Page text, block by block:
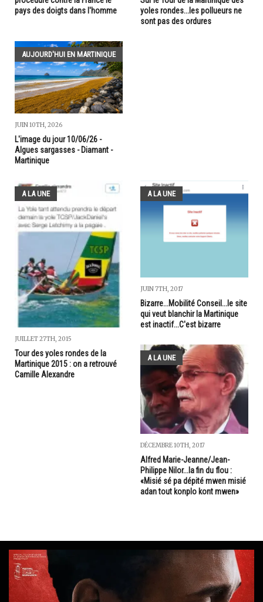
pays des doigts dans l'homme
yoles rondes...les pollueurs ne
sont pas des ordures
AUJOURD'HUI EN MARTINIQUE
JUIN 10TH, 2026
L'image du jour 10/06/26 -
Algues sargasses - Diamant -
Martinique
A LA UNE
JUILLET 27TH, 2015
Tour des yoles rondes de la
Martinique 2015 : on a retrouvé
Camille Alexandre
A LA UNE
JUIN 7TH, 2017
Bizarre...Mobilité Conseil...le site
qui veut blanchir la Martinique
est inactif...C'est bizarre
A LA UNE
DÉCEMBRE 10TH, 2017
Alfred Marie-Jeanne/Jean-
Philippe Nilor...la fin du flou :
«Misié sé pa dépité mwen misié
adan tout konplo kont mwen»